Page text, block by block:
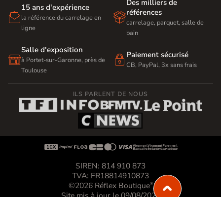

15 ans d'expérience
la référence du carrelage en
ligne

Des milliers de
références
carrelage, parquet, salle de
bain

Salle d'exposition
à Portet-sur-Garonne, près de
Toulouse
 Paiement sécurisé
CB, PayPal, 3x sans frais
ILS PARLENT DE NOUS

SIREN: 814 910 873
TVA: FR18814910873
©2026 Réflex Boutique®